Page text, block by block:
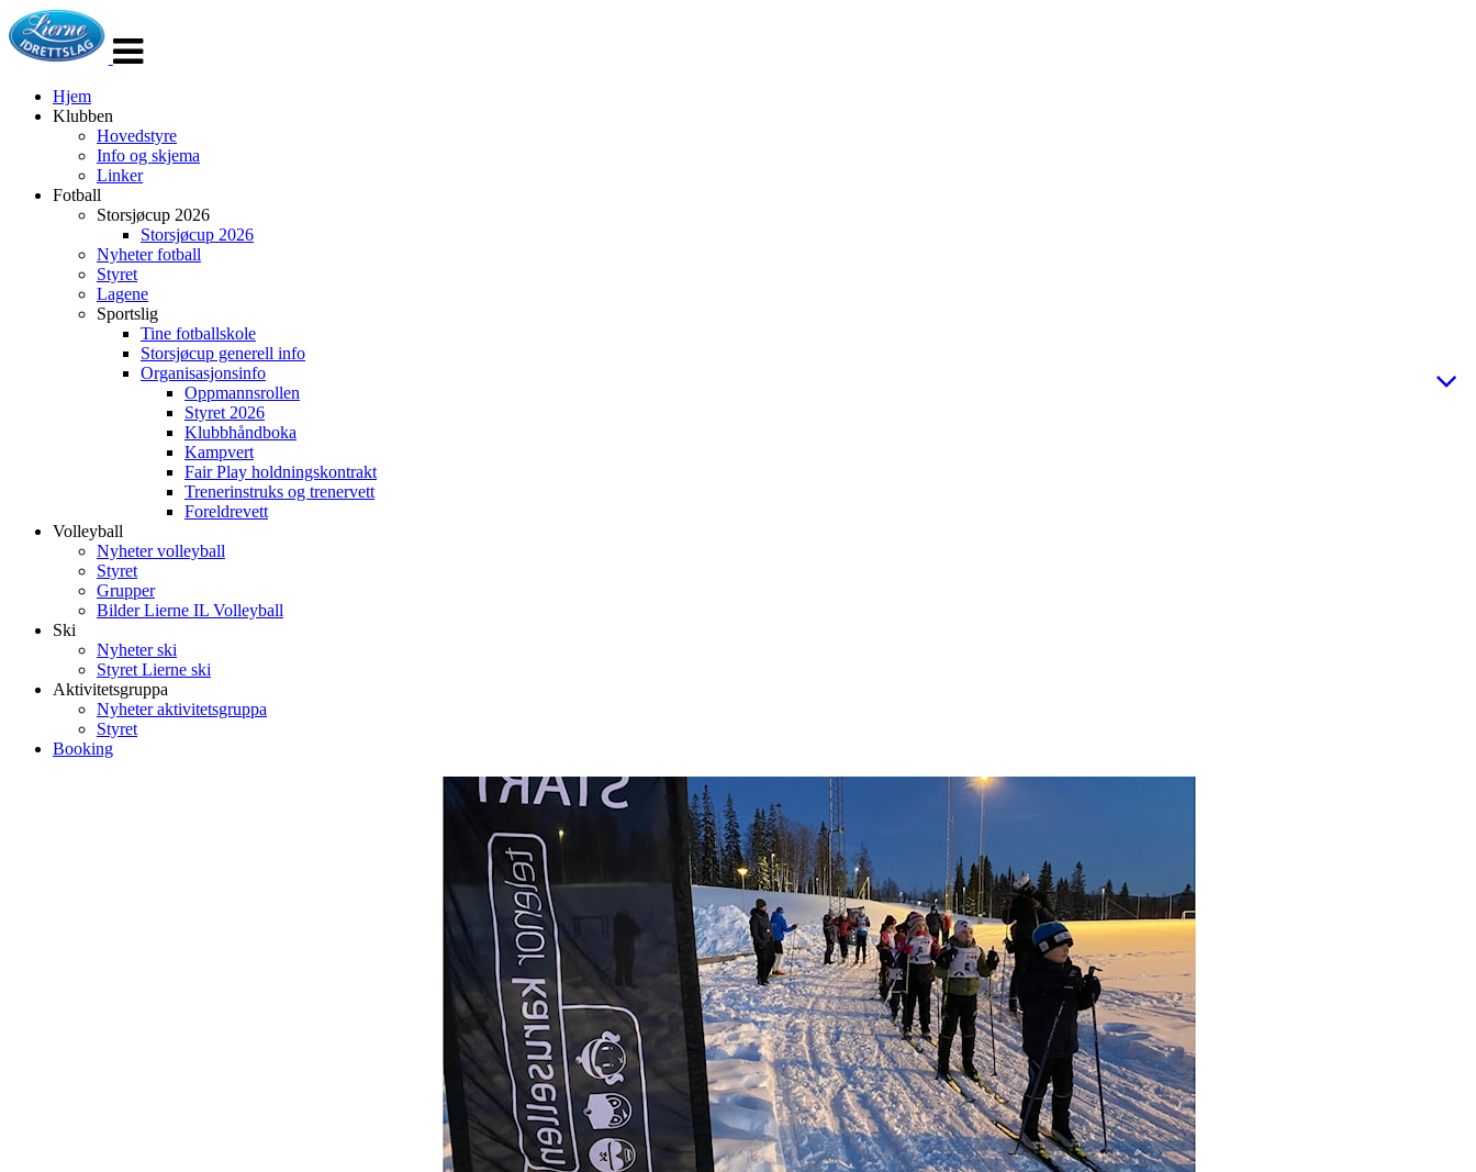
navigasjon
Hjem
Klubben
Hovedstyre
Info og skjema
Linker
Fotball
Storsjøcup 2026
Storsjøcup 2026
Nyheter fotball
Styret
Lagene
Sportslig
Tine fotballskole
Storsjøcup generell info
Organisasjonsinfo
Oppmannsrollen
Styret 2026
Klubbhåndboka
Kampvert
Fair Play holdningskontrakt
Trenerinstruks og trenervett
Foreldrevett
Volleyball
Nyheter volleyball
Styret
Grupper
Bilder Lierne IL Volleyball
Ski
Nyheter ski
Styret Lierne ski
Aktivitetsgruppa
Nyheter aktivitetsgruppa
Styret
Booking